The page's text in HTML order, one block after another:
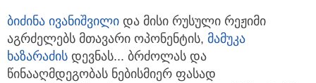
ბიძინა ივანიშვილი და მისი რუსული რეჟიმი
აგრძელებს მთავარი ოპონენტის, მამუკა
ხაზარაძის დევნას... ბრძოლას და
წინააღმდეგობას ნებისმიერ ფასად